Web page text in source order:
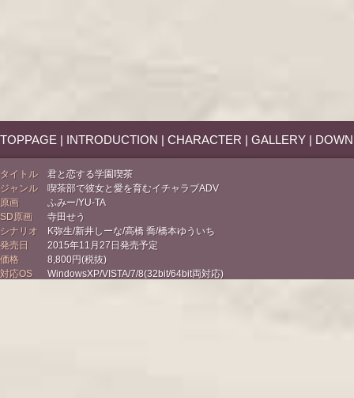
TOPPAGE | INTRODUCTION | CHARACTER | GALLERY |
タイトル
君と恋する学園喫茶
ジャンル
喫茶部で彼女と愛を育むイチャラブADV
原画
ふみー/YU-TA
SD原画
寺田せう
シナリオ
K弥生/新井しーな/高橋 喬/橋本ゆういち
発売日
2015年11月27日発売予定
価格
8,800円(税抜)
対応OS
WindowsXP/VISTA/7/8(32bit/64bit両対応)